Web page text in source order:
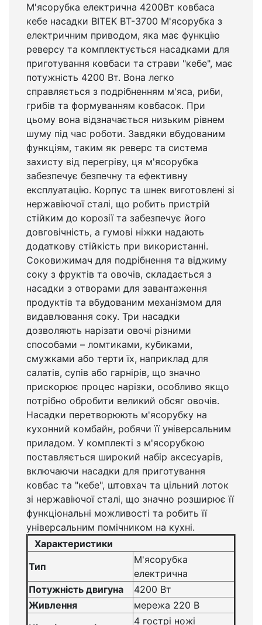
М'ясорубка електрична 4200Вт ковбаса
кебе насадки BITEK BT-3700 М'ясорубка з
електричним приводом, яка має функцію
реверсу та комплектується насадками для
приготування ковбаси та страви "кебе", має
потужність 4200 Вт. Вона легко
справляється з подрібненням м'яса, риби,
грибів та формуванням ковбасок. При
цьому вона відзначається низьким рівнем
шуму під час роботи. Завдяки вбудованим
функціям, таким як реверс та система
захисту від перегріву, ця м'ясорубка
забезпечує безпечну та ефективну
експлуатацію. Корпус та шнек виготовлені зі
нержавіючої сталі, що робить пристрій
стійким до корозії та забезпечує його
довговічність, а гумові ніжки надають
додаткову стійкість при використанні.
Соковижимач для подрібнення та віджиму
соку з фруктів та овочів, складається з
насадки з отворами для завантаження
продуктів та вбудованим механізмом для
видавлювання соку. Три насадки
дозволяють нарізати овочі різними
способами – ломтиками, кубиками,
смужками або терти їх, наприклад для
салатів, супів або гарнірів, що значно
прискорює процес нарізки, особливо якщо
потрібно обробити великий обсяг овочів.
Насадки перетворюють м'ясорубку на
кухонний комбайн, робячи її універсальним
приладом. У комплекті з м'ясорубкою
поставляється широкий набір аксесуарів,
включаючи насадки для приготування
ковбас та "кебе", штовхач та цільний лоток
зі нержавіючої сталі, що значно розширює її
функціональні можливості та робить її
універсальним помічником на кухні.
Характеристики
Тип
М'ясорубка
електрична
Потужність двигуна
4200 Вт
Живлення
мережа 220 В
4 гострі ножі